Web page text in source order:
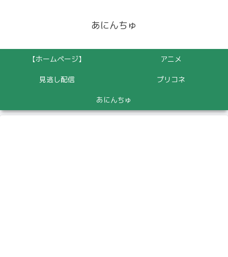
あにんちゅ
【ホームページ】 アニメ
見逃し配信 プリコネ
あにんちゅ